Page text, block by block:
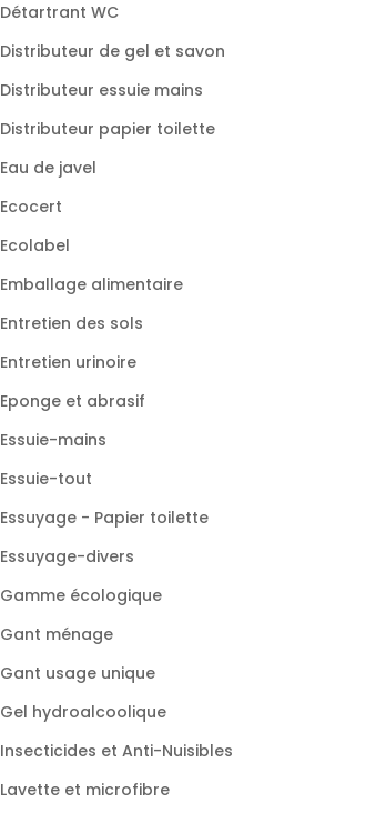
Détartrant WC
Distributeur de gel et savon
Distributeur essuie mains
Distributeur papier toilette
Eau de javel
Ecocert
Ecolabel
Emballage alimentaire
Entretien des sols
Entretien urinoire
Eponge et abrasif
Essuie-mains
Essuie-tout
Essuyage - Papier toilette
Essuyage-divers
Gamme écologique
Gant ménage
Gant usage unique
Gel hydroalcoolique
Insecticides et Anti-Nuisibles
Lavette et microfibre